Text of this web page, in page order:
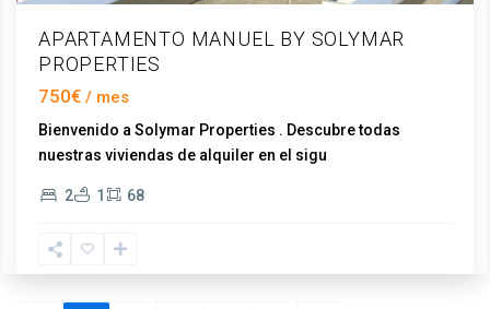
APARTAMENTO MANUEL BY SOLYMAR
PROPERTIES
750€
Bienvenido a Solymar Properties . Descubre todas
nuestras viviendas de alquiler en el sigu
2 1 68